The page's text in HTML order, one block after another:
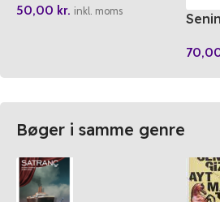
50,00 kr. inkl. moms
Bøger i samme genre